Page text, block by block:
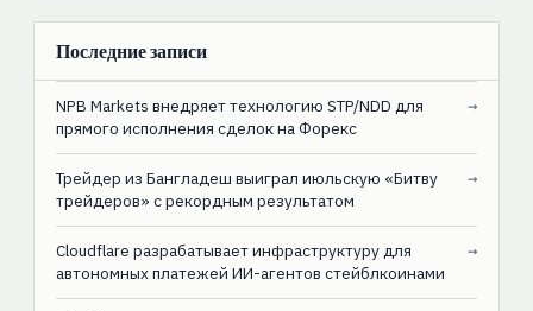
Последние записи
NPB Markets внедряет технологию STP/NDD для
прямого исполнения сделок на Форекс
→
Трейдер из Бангладеш выиграл июльскую «Битву
трейдеров» с рекордным результатом
→
Cloudflare разрабатывает инфраструктуру для
автономных платежей ИИ-агентов стейблкоинами
→